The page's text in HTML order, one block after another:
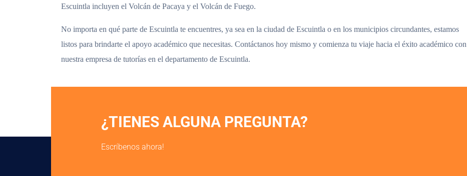
Escuintla incluyen el Volcán de Pacaya y el Volcán de Fuego.
No importa en qué parte de Escuintla te encuentres, ya sea en la ciudad de Escuintla o en los municipios circundantes, estamos
listos para brindarte el apoyo académico que necesitas. Contáctanos hoy mismo y comienza tu viaje hacia el éxito académico con
nuestra empresa de tutorías en el departamento de Escuintla.
¿TIENES ALGUNA PREGUNTA?
Escríbenos ahora!